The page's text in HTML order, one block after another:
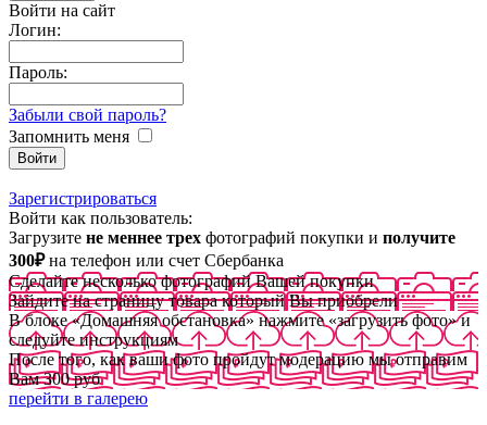
Войти на сайт
Логин:
Пароль:
Забыли свой пароль?
Запомнить меня
Зарегистрироваться
Войти как пользователь:
Загрузите не меннее трех фотографий покупки и получите
300₽на телефон или счет Сбербанка
Сделайте несколько фотографий Вашей покупки
Зайдите на страницу товара который Вы приобрели
В блоке «Домашняя обстановка» нажмите «загрузить фото» и
следуйте инструкциям
После того, как ваши фото пройдут модерацию мы отправим
Вам 300 руб
перейти в галерею